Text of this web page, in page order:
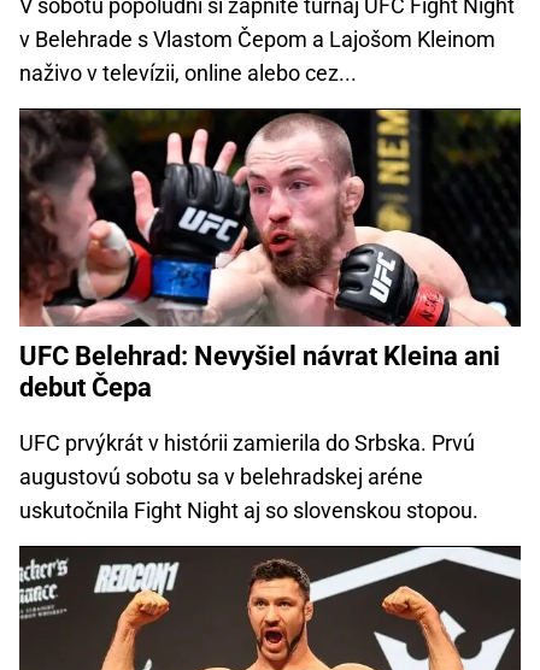
V sobotu popoludní si zapnite turnaj UFC Fight Night
v Belehrade s Vlastom Čepom a Lajošom Kleinom
naživo v televízii, online alebo cez...
UFC Belehrad: Nevyšiel návrat Kleina ani
debut Čepa
UFC prvýkrát v histórii zamierila do Srbska. Prvú
augustovú sobotu sa v belehradskej aréne
uskutočnila Fight Night aj so slovenskou stopou.